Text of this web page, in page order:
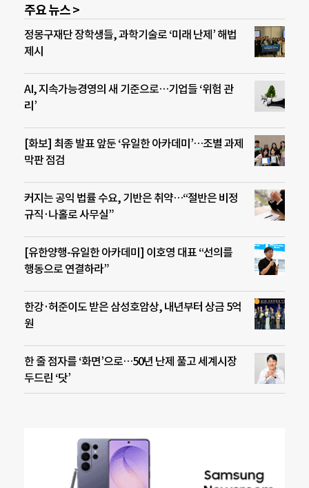
주요 뉴스 >
정몽구재단 장학생들, 과학기술로 ‘미래 난제’ 해법
제시
AI, 지속가능경영의 새 기준으로…기업들 ‘위험 관
리’
[화보] 최종 발표 앞둔 ‘유일한 아카데미’…조별 과제
막판 점검
커지는 공익 법률 수요, 기반은 취약…“절반은 비정
규직·나홀로 사무실”
[유한양행-유일한 아카데미] 이호영 대표 “선의를
행동으로 연결하라”
한강·허준이도 받은 삼성호암상, 내년부터 상금 5억
원
한 줄 점자를 ‘화면’으로…50년 난제 풀고 세계시장
두드린 ‘닷’